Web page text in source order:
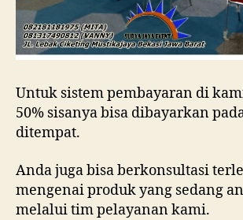
Untuk sistem pembayaran di
50% sisanya bisa dibayarkan
ditempat.
Anda juga bisa berkonsultasi
mengenai produk yang sedang
melalui tim pelayanan kami.